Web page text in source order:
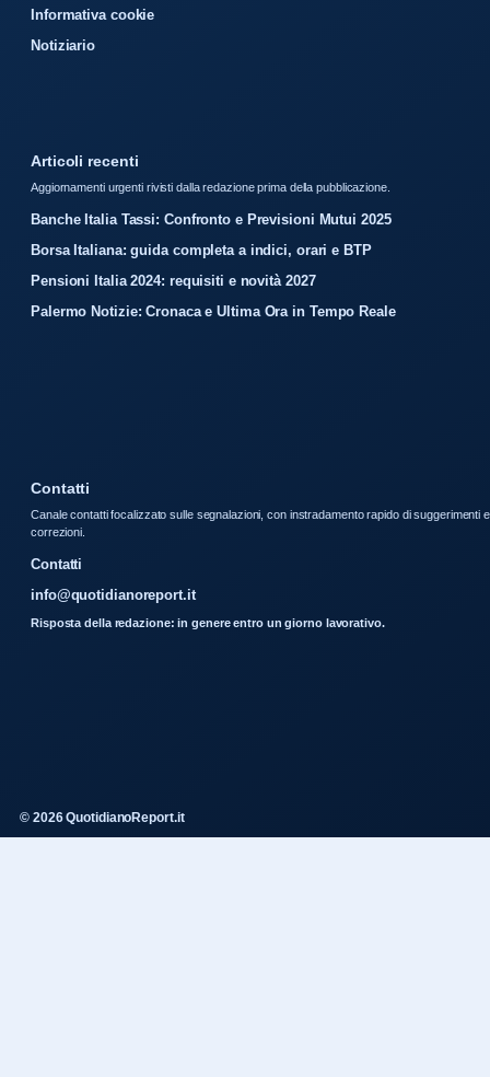
Informativa cookie
Notiziario
Articoli recenti
Aggiornamenti urgenti rivisti dalla redazione prima della pubblicazione.
Banche Italia Tassi: Confronto e Previsioni Mutui 2025
Borsa Italiana: guida completa a indici, orari e BTP
Pensioni Italia 2024: requisiti e novità 2027
Palermo Notizie: Cronaca e Ultima Ora in Tempo Reale
Contatti
Canale contatti focalizzato sulle segnalazioni, con instradamento rapido di suggerimenti e
correzioni.
Contatti
info@quotidianoreport.it
Risposta della redazione: in genere entro un giorno lavorativo.
© 2026 QuotidianoReport.it